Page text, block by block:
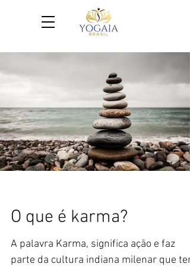
O que é karma?
A palavra Karma, significa ação e faz
parte da cultura indiana milenar que tem